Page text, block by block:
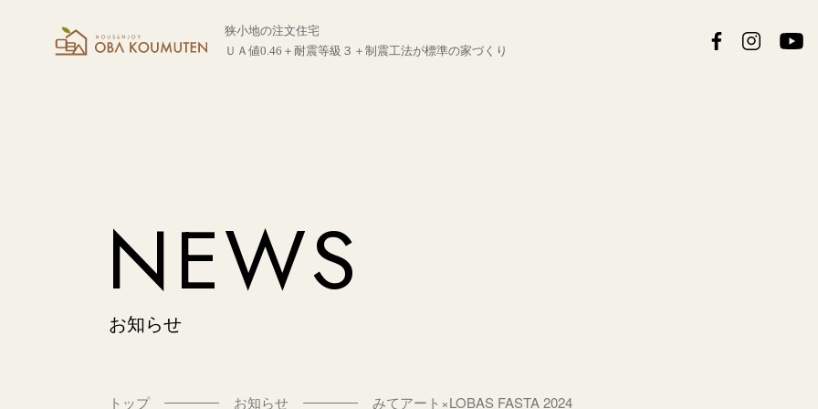
狭小地の注文住宅
ＵＡ値0.46＋耐震等級３＋制震工法が標準の家づくり
NEWS
お知らせ
トップ お知らせ みてアート×LOBAS FASTA 2024